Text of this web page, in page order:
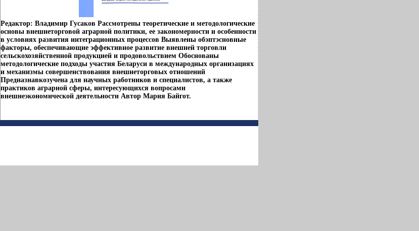
Редактор: Владимир Гусаков Рассмотрены теоретические и методологические
основы внешнеторговой аграрной политики, ее закономерности и особенности
в условиях развития интеграционных процессов Выявлены обэптэсновные
факторы, обеспечивающие эффективное развитие внешней торговли
сельскохозяйственной продукцией и продовольствием Обоснованы
методологические подходы участия Беларуси в международных организациях
и механизмы совершенствования внешнеторговых отношений
Предназнавкозучена для научных работников и специалистов, а также
практиков аграрной сферы, интересующихся вопросами
внешнеэкономической деятельности Автор Мария Байгот.